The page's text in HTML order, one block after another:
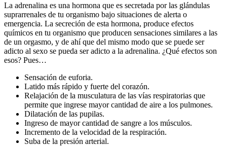
La adrenalina es una hormona que es secretada por las glándulas
suprarrenales de tu organismo bajo situaciones de alerta o
emergencia. La secreción de esta hormona, produce efectos
químicos en tu organismo que producen sensaciones similares a las
de un orgasmo, y de ahí que del mismo modo que se puede ser
adicto al sexo se pueda ser adicto a la adrenalina. ¿Qué efectos son
esos? Pues…
Sensación de euforia.
Latido más rápido y fuerte del corazón.
Relajación de la musculatura de las vías respiratorias que
permite que ingrese mayor cantidad de aire a los pulmones.
Dilatación de las pupilas.
Ingreso de mayor cantidad de sangre a los músculos.
Incremento de la velocidad de la respiración.
Suba de la presión arterial.